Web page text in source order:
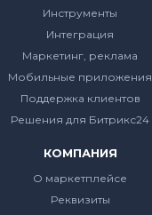
Инструменты
Интеграция
Маркетинг, реклама
Мобильные приложения
Поддержка клиентов
Решения для Битрикс24
КОМПАНИЯ
О маркетплейсе
Реквизиты